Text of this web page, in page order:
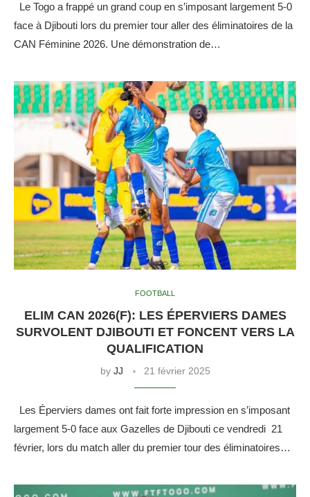
Le Togo a frappé un grand coup en s’imposant largement 5-0
face à Djibouti lors du premier tour aller des éliminatoires de la
CAN Féminine 2026. Une démonstration de…
FOOTBALL
ELIM CAN 2026(F): LES ÉPERVIERS DAMES
SURVOLENT DJIBOUTI ET FONCENT VERS LA
QUALIFICATION
by JJ 21 février 2025
Les Éperviers dames ont fait forte impression en s’imposant
largement 5-0 face aux Gazelles de Djibouti ce vendredi 21
février, lors du match aller du premier tour des éliminatoires…